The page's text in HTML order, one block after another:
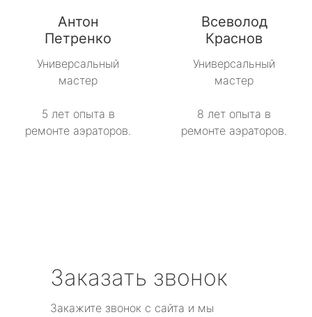
Антон
Петренко
Универсальный
мастер
5 лет опыта в
ремонте аэраторов.
Всеволод
Краснов
Универсальный
мастер
8 лет опыта в
ремонте аэраторов.
Заказать звонок
Закажите звонок с сайта и мы